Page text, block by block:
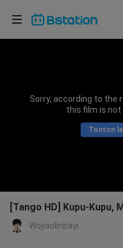
Sorry, according to the
this film is not
Tonton
[Tango HD] Kupu-Kupu,
Wojiaolinbayi
Pilih bahasa
Bahasa Indonesia